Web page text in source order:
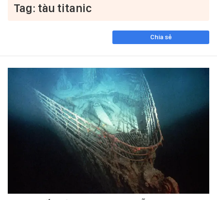
Tag: tàu titanic
Chia sẻ